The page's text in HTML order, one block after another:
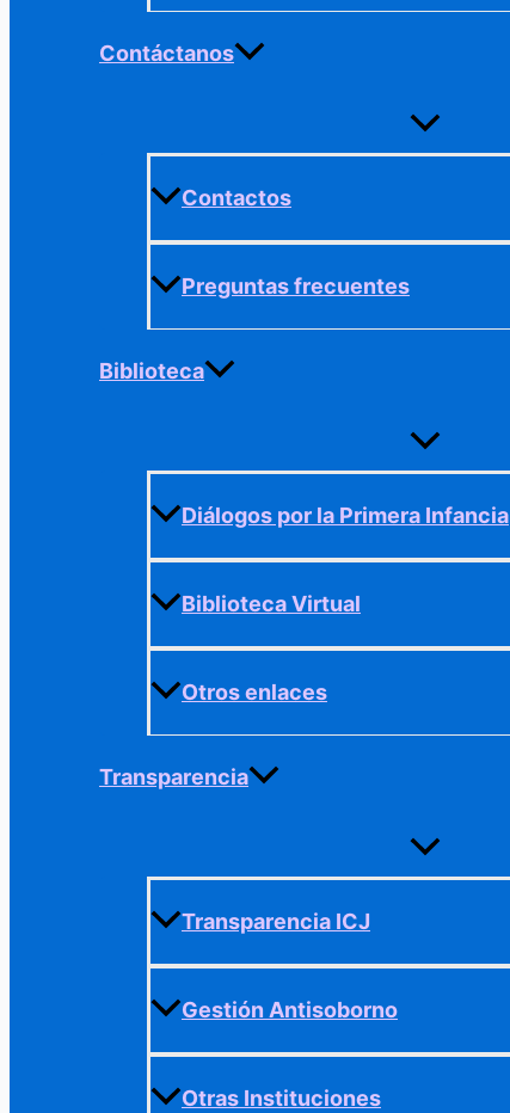
Contáctanos
Alternar
Contactos
Preguntas frecuentes
Biblioteca
Alternar
Diálogos por la Primera Infancia
Biblioteca Virtual
Otros enlaces
Transparencia
Alternar
Transparencia ICJ
Gestión Antisoborno
Otras Instituciones